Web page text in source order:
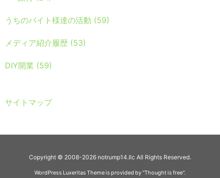
うちのバイト様達の活動 (59)
メディア紹介履歴 (53)
DIY開業 (59)
サイトマップ
Copyright © 2008-2026 notrump14.llc All Rights Reserved.
WordPress Luxeritas Theme is provided by "Thought is free".